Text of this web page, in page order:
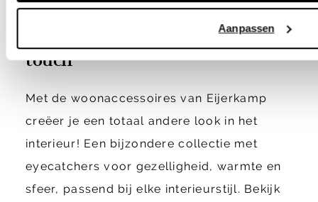
Aanpassen
Woonaccessoires als finishing
touch
Met de woonaccessoires van Eijerkamp
creëer je een totaal andere look in het
interieur! Een bijzondere collectie met
eyecatchers voor gezelligheid, warmte en
sfeer, passend bij elke interieurstijl. Bekijk